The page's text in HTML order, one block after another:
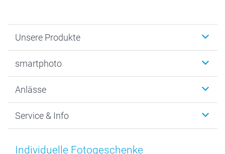
Unsere Produkte
Fotogeschenke
MyNameBook
Fotoabzüge, Fotos als Buch & Poster
Zubehör & Material
smartphoto
Warum smartphoto
Datenschutz
AGB
Anlässe
Neujahr
Muttertag
Service & Info
Anmelden /Registrieren
Individuelle Fotogeschenke